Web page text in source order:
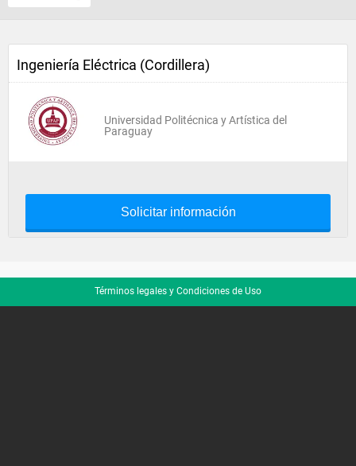
Ingeniería Eléctrica (Cordillera)
Universidad Politécnica y Artística del
Paraguay
Solicitar información
Términos legales y Condiciones de Uso